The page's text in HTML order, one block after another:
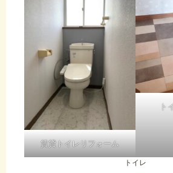
賃貸トイレリフォーム
ト
トイレ